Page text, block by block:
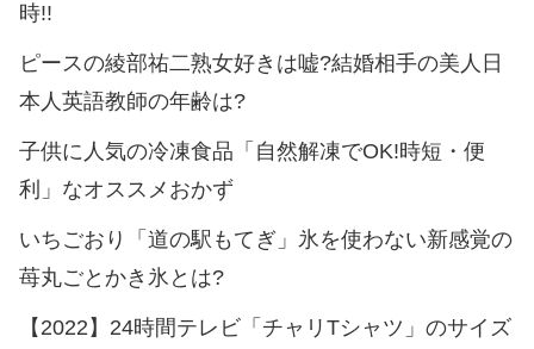
時!!
ピースの綾部祐二熟女好きは嘘?結婚相手の美人日
本人英語教師の年齢は?
子供に人気の冷凍食品「自然解凍でOK!時短・便
利」なオススメおかず
いちごおり「道の駅もてぎ」氷を使わない新感覚の
苺丸ごとかき氷とは?
【2022】24時間テレビ「チャリTシャツ」のサイズ